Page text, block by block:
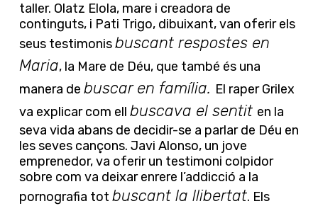
taller. Olatz Elola, mare i creadora de
continguts, i Pati Trigo, dibuixant, van oferir els
seus testimonisbuscant respostes en
Maria, la Mare de Déu, que també és una
manera de buscar en família. El raper Grilex
va explicar com ell buscava el sentit en la
seva vida abans de decidir-se a parlar de Déu en
les seves cançons. Javi Alonso, un jove
emprenedor, va oferir un testimoni colpidor
sobre com va deixar enrere l’addicció a la
pornografia tot buscant la llibertat. Els